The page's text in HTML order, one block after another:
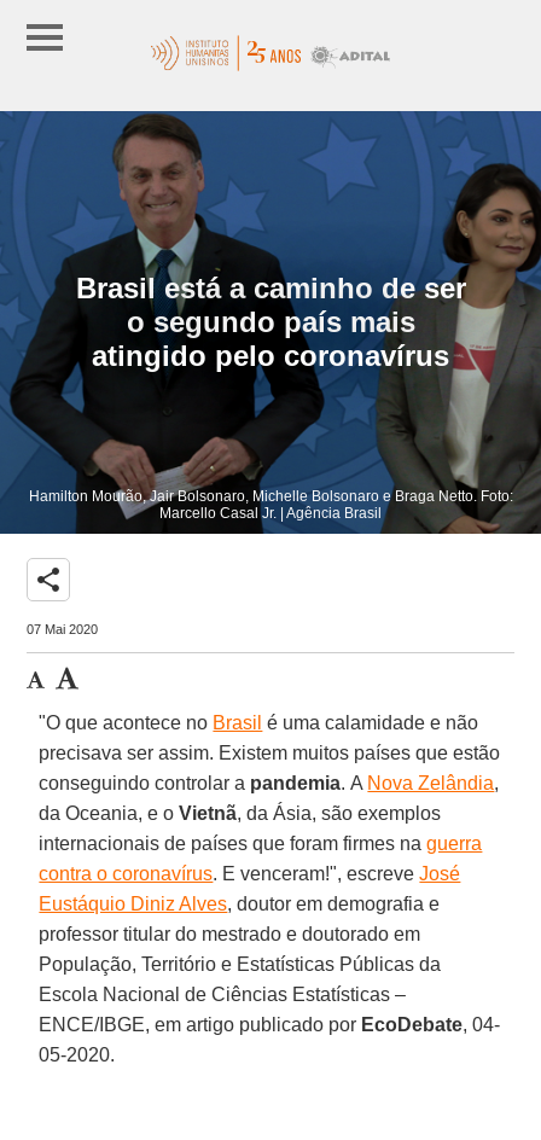
Brasil está a caminho de ser
o segundo país mais
atingido pelo coronavírus
Hamilton Mourão, Jair Bolsonaro, Michelle Bolsonaro e Braga Netto. Foto:
Marcello Casal Jr. | Agência Brasil
share
07 Mai 2020
"O que acontece no Brasil é uma calamidade e não
precisava ser assim. Existem muitos países que estão
conseguindo controlar a pandemia. A Nova Zelândia,
da Oceania, e oVietnã, da Ásia, são exemplos
internacionais de países que foram firmes naguerra
contra o coronavírus. E venceram!", escreveJosé
Eustáquio Diniz Alves, doutor em demografia e
professor titular do mestrado e doutorado em
População, Território e Estatísticas Públicas da
Escola Nacional de Ciências Estatísticas –
ENCE/IBGE, em artigo publicado por EcoDebate, 04-
05-2020.